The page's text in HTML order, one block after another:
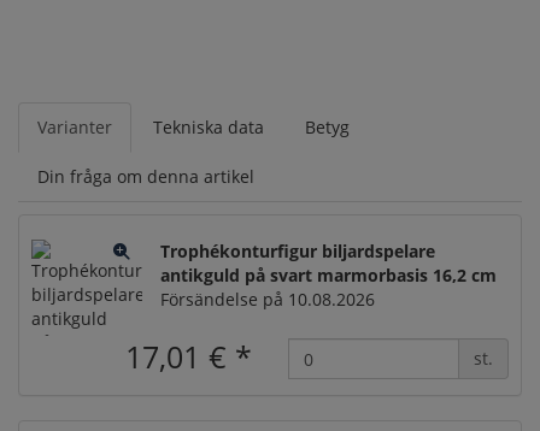
Varianter Tekniska data Betyg
Din fråga om denna artikel
Trophékonturfigur biljardspelare
antikguld på svart marmorbasis 16,2 cm
Försändelse på 10.08.2026
17,01 € * st.